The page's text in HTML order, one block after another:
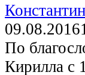
09.08.2016
По
Кирилла с